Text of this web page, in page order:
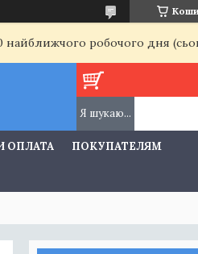
найближчого робочого дня
ОПЛАТА ПОКУПАТЕЛЯМ